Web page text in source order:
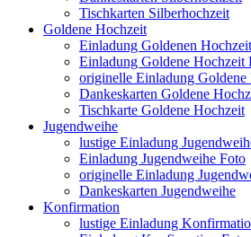
Tischkarten Silberhochzeit
Goldene Hochzeit
Einladung Goldenen
Einladung Goldene Hochzeit
originelle Einladung Goldene
Dankeskarten Goldene
Tischkarte Goldene Hochzeit
Jugendweihe
lustige Einladung
Einladung Jugendweihe Foto
originelle Einladung
Dankeskarten Jugendweihe
Konfirmation
lustige Einladung